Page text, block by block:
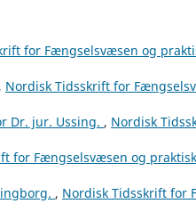
for Fængselsvæsen og
, Nordisk Tidsskrift for
Dr. jur. Ussing. , Nordisk
for Fængselsvæsen og
, Nordisk Tidsskrift for